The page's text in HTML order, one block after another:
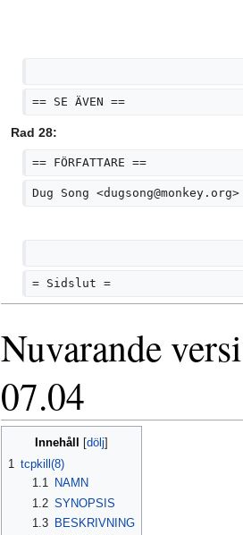
== SE ÄVEN ==
Rad 28:
== FÖRFATTARE ==
Dug Song <dugsong@monkey.org>
= Sidslut =
Nuvarande
07.04
Innehåll
1 tcpkill(8)
1.1
NAMN
1.2 SYNOPSIS
1.3
BESKRIVNING